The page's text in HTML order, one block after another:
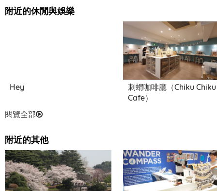
附近的休閒與娛樂
Hey
刺蝟咖啡廳（Chiku Chiku
Cafe）
- cafe &amp; snake - Tokyo
Snake Center
閱覽全部
附近的其他